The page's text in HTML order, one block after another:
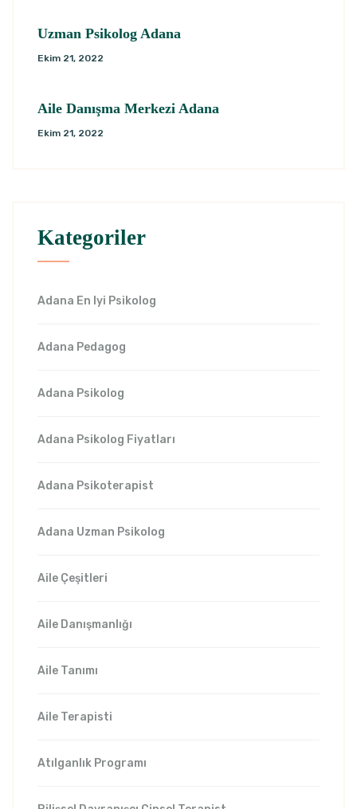
Uzman Psikolog Adana
Ekim 21, 2022
Aile Danışma Merkezi Adana
Ekim 21, 2022
Kategoriler
Adana En Iyi Psikolog
Adana Pedagog
Adana Psikolog
Adana Psikolog Fiyatları
Adana Psikoterapist
Adana Uzman Psikolog
Aile Çeşitleri
Aile Danışmanlığı
Aile Tanımı
Aile Terapisti
Atılganlık Programı